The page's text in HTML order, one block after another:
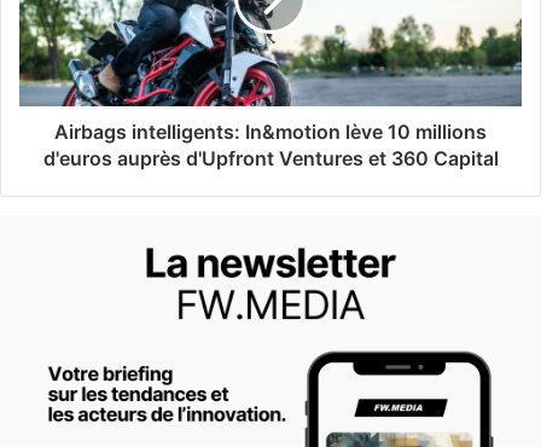
Airbags intelligents: In&motion lève 10 millions
d'euros auprès d'Upfront Ventures et 360 Capital